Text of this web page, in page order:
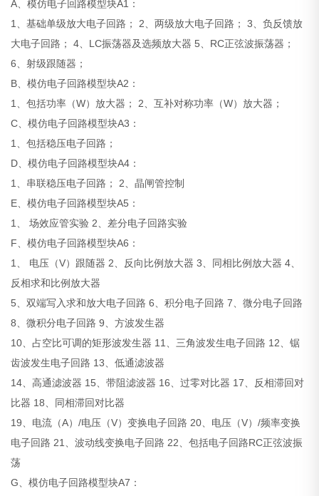
A、模仿电子回路模型块A1：
1、基础单级放大电子回路； 2、两级放大电子回路； 3、负反馈放
大电子回路； 4、LC振荡器及选频放大器 5、RC正弦波振荡器；
6、射级跟随器；
B、模仿电子回路模型块A2：
1、包括功率（W）放大器； 2、互补对称功率（W）放大器；
C、模仿电子回路模型块A3：
1、包括稳压电子回路；
D、模仿电子回路模型块A4：
1、串联稳压电子回路； 2、晶闸管控制
E、模仿电子回路模型块A5：
1、 场效应管实验 2、差分电子回路实验
F、模仿电子回路模型块A6：
1、 电压（V）跟随器 2、反向比例放大器 3、同相比例放大器 4、
反相求和比例放大器
5、双端写入求和放大电子回路 6、积分电子回路 7、微分电子回路
8、微积分电子回路 9、方波发生器
10、占空比可调的矩形波发生器 11、三角波发生电子回路 12、锯
齿波发生电子回路 13、低通滤波器
14、高通滤波器 15、带阻滤波器 16、过零对比器 17、反相滞回对
比器 18、同相滞回对比器
19、电流（A）/电压（V）变换电子回路 20、电压（V）/频率变换
电子回路 21、波动线变换电子回路 22、包括电子回路RC正弦波振
荡
G、模仿电子回路模型块A7：